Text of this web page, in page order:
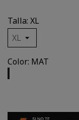
Talla: XL
Color: MAT